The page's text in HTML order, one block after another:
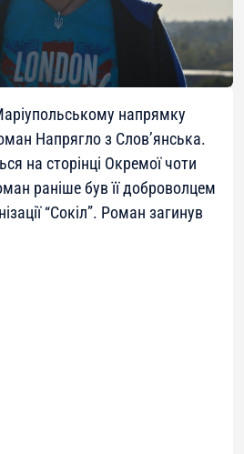
напрямку
Напрягло з Слов’янська.
на сторінці Окремої чоти
раніше був її доброволцем
“Сокіл”. Роман загинув